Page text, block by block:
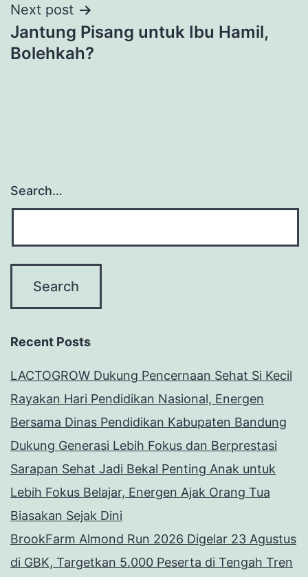
Next post
Jantung Pisang untuk Ibu Hamil,
Bolehkah?
Search…
Recent Posts
LACTOGROW Dukung Pencernaan Sehat Si Kecil
Rayakan Hari Pendidikan Nasional, Energen
Bersama Dinas Pendidikan Kabupaten Bandung
Dukung Generasi Lebih Fokus dan Berprestasi
Sarapan Sehat Jadi Bekal Penting Anak untuk
Lebih Fokus Belajar, Energen Ajak Orang Tua
Biasakan Sejak Dini
BrookFarm Almond Run 2026 Digelar 23 Agustus
di GBK, Targetkan 5.000 Peserta di Tengah Tren